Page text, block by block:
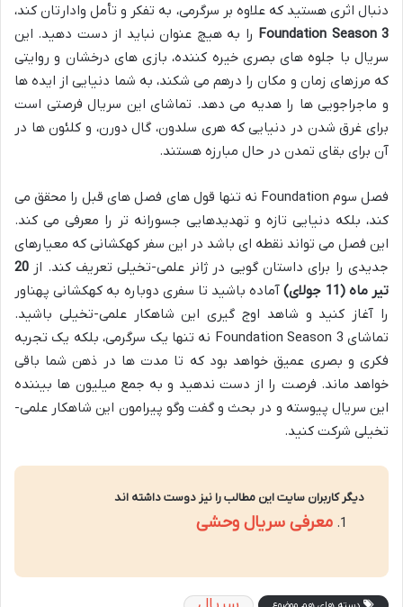
دنبال اثری هستید که علاوه بر سرگرمی، به تفکر و تأمل وادارتان کند،
Foundation Season 3 را به هیچ عنوان نباید از دست دهید. این
سریال با جلوه های بصری خیره کننده، بازی های درخشان و روایتی
که مرزهای زمان و مکان را درهم می شکند، به شما دنیایی از ایده ها
و ماجراجویی ها را هدیه می دهد. تماشای این سریال فرصتی است
برای غرق شدن در دنیایی که هری سلدون، گال دورن، و کلئون ها در
آن برای بقای تمدن در حال مبارزه هستند.
فصل سوم Foundation نه تنها قول های فصل های قبل را محقق می
کند، بلکه دنیایی تازه و تهدیدهایی جسورانه تر را معرفی می کند.
این فصل می تواند نقطه ای باشد در این سفر کهکشانی که معیارهای
جدیدی را برای داستان گویی در ژانر علمی-تخیلی تعریف کند. از 20
تیر ماه (11 جولای)
آماده باشید تا سفری دوباره به کهکشانی پهناور
را آغاز کنید و شاهد اوج گیری این شاهکار علمی-تخیلی باشید.
تماشای Foundation Season 3 نه تنها یک سرگرمی، بلکه یک تجربه
فکری و بصری عمیق خواهد بود که تا مدت ها در ذهن شما باقی
خواهد ماند. فرصت را از دست ندهید و به جمع میلیون ها بیننده
این سریال پیوسته و در بحث و گفت وگو پیرامون این شاهکار علمی-
تخیلی شرکت کنید.
دیگر کاربران سایت این مطالب را نیز دوست داشته اند
معرفی سریال وحشی